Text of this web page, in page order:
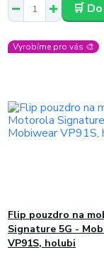
🛒
Vyrobíme pro vás 🎨
Flip pouzdro na
Signature 5G -
VP91S, holubi